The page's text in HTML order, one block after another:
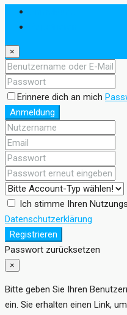
×
Erinnere dich an mich
Anmeldung
Ich stimme Ihren
Datenschutzerklärung
Registrieren
Passwort zurücksetzen
×
Bitte geben Sie Ihren
ein. Sie erhalten einen Link,